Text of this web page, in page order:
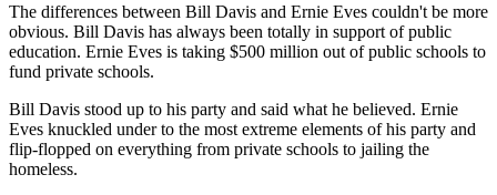
The differences between Bill Davis and Ernie Eves couldn't be more
obvious. Bill Davis has always been totally in support of public
education. Ernie Eves is taking $500 million out of public schools to
fund private schools.
Bill Davis stood up to his party and said what he believed. Ernie
Eves knuckled under to the most extreme elements of his party and
flip-flopped on everything from private schools to jailing the
homeless.